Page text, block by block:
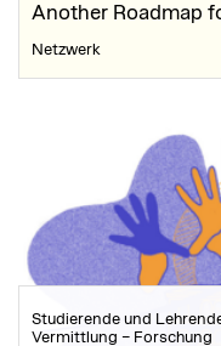
Another Roadmap
Netzwerk
Studierende und
Vermittlung – Forschung